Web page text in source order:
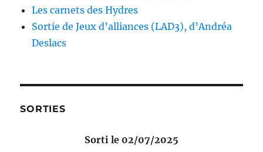
Les carnets des Hydres
Sortie de Jeux d’alliances (LAD3), d’Andréa
Deslacs
SORTIES
Sorti le 02/07/2025